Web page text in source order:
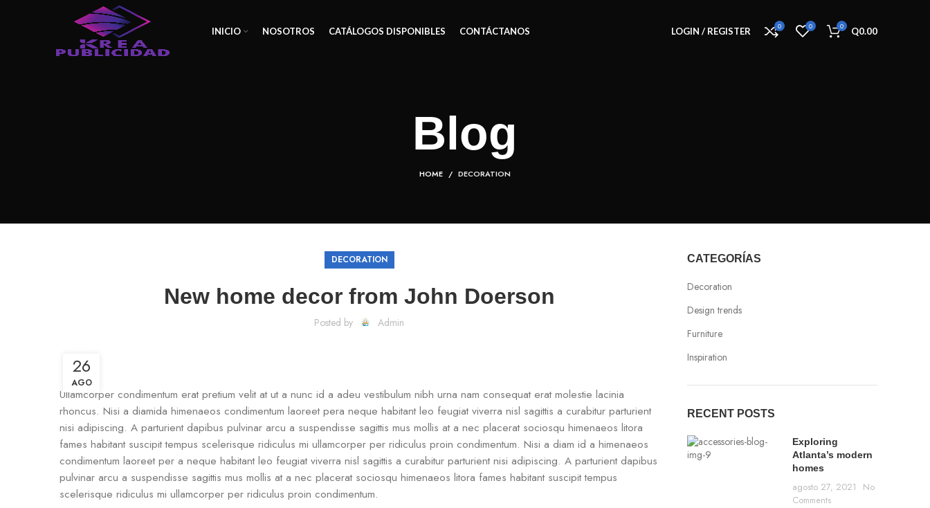
INICIO NOSOTROS CATÁLOGOS DISPONIBLES CONTÁCTANOS LOGIN / REGISTER 0 0 0 Q0.00
Blog
HOME DECORATION
DECORATION
New home decor from John Doerson
Posted by Admin
26
AGO
Ullamcorper condimentum erat pretium velit at ut a nunc id a adeu vestibulum nibh urna nam consequat erat molestie lacinia
rhoncus. Nisi a diamida himenaeos condimentum laoreet pera neque habitant leo feugiat viverra nisl sagittis a curabitur parturient
nisi adipiscing. A parturient dapibus pulvinar arcu a suspendisse sagittis mus mollis at a nec placerat sociosqu himenaeos litora
fames habitant suscipit tempus scelerisque ridiculus mi ullamcorper per ridiculus proin condimentum. Nisi a diam id a himenaeos
condimentum laoreet per a neque habitant leo feugiat viverra nisl sagittis a curabitur parturient nisi adipiscing. A parturient dapibus
pulvinar arcu a suspendisse sagittis mus mollis at a nec placerat sociosqu himenaeos litora fames habitant suscipit tempus
scelerisque ridiculus mi ullamcorper per ridiculus proin condimentum.
CATEGORÍAS
Decoration
Design trends
Furniture
Inspiration
RECENT POSTS
Exploring
Atlanta’s modern
homes
agosto 27, 2021
No
Comments